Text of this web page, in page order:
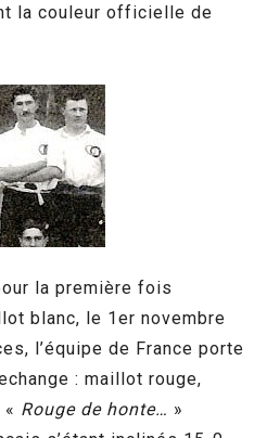
la couleur officielle de
la première fois
blanc, le 1er novembre
l’équipe de France porte
: maillot rouge,
Rouge de honte… »